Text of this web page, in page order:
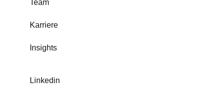
Team
Karriere
Insights
Linkedin